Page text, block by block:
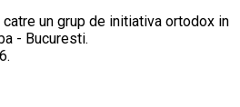
un grup de initiativa ortodox in
- Bucuresti.